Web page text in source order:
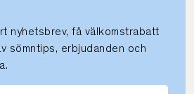
nyhetsbrev, få välkomstrabatt
sömntips, erbjudanden och